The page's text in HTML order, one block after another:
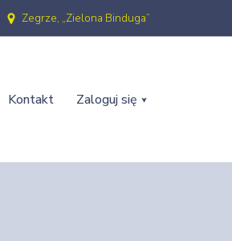
Zegrze, „Zielona Binduga”
Kontakt Zaloguj się